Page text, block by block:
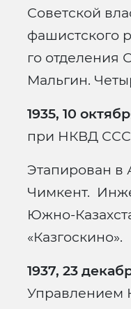
Советской
фашистского
го
Мальгин.
1935, 10
при НКВД
Этапирован в
Чимкент.
Южно-
«Казгоскино».
1937, 23